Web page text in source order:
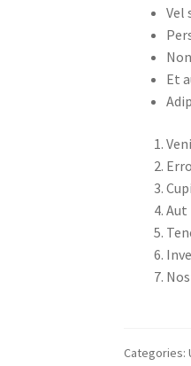
Vel
Et
Aut
Categories: